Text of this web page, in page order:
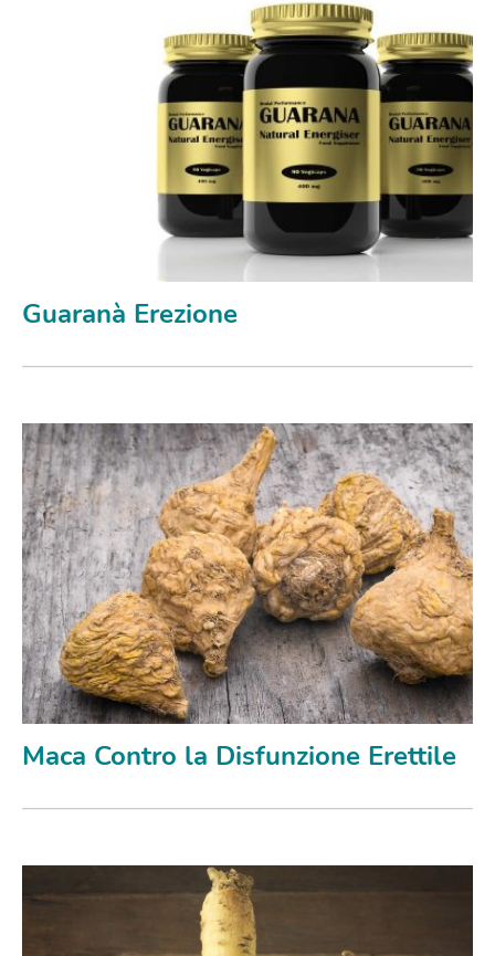
Guaranà Erezione
Maca Contro la Disfunzione Erettile